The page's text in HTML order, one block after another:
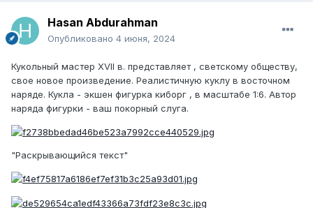
Hasan Abdurahman
Опубликовано 4 июня, 2024
Кукольный мастер XVII в. представляет , светскому обществу,
свое новое произведение. Реалистичную куклу в восточном
наряде. Кукла - экшен фигурка киборг , в масштабе 1:6. Автор
наряда фигурки - ваш покорный слуга.
"Раскрывающийся текст"